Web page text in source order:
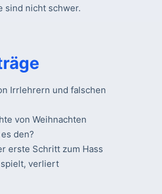
sind nicht schwer.
Irrlehrern und falschen
von Weihnachten
den?
erste Schritt zum Hass
verliert